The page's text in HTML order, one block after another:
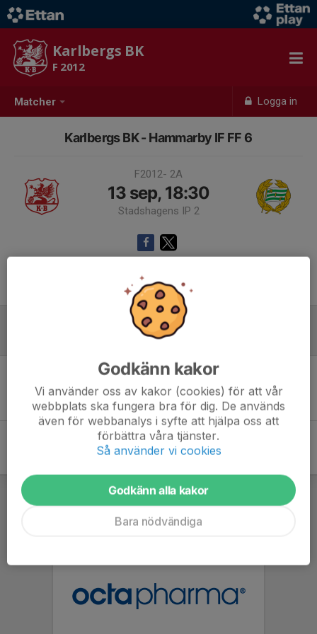
Matcher Logga in
Karlbergs BK
F 2012
Karlbergs BK - Hammarby IF FF 6
F2012- 2A
13 sep, 18:30
Stadshagens IP 2
Samling 17:45
Inget skrivet
Godkänn kakor
Vi använder oss av kakor (cookies) för att vår
webbplats ska fungera bra för dig. De används
även för webbanalys i syfte att hjälpa oss att
förbättra våra tjänster.
Så använder vi cookies
Godkänn alla kakor
Bara nödvändiga